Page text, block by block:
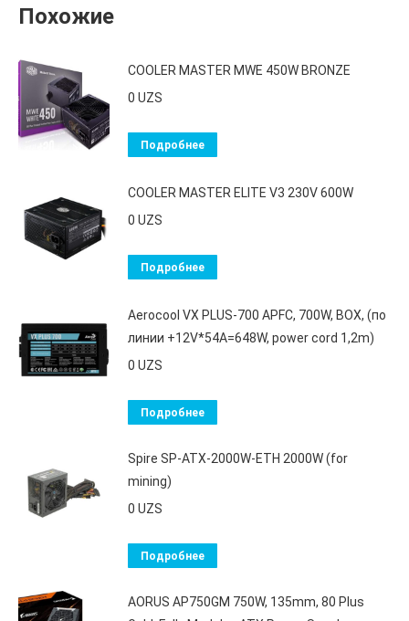
Похожие
COOLER MASTER MWE 450W BRONZE
0 UZS
Подробнее
COOLER MASTER ELITE V3 230V 600W
0 UZS
Подробнее
Aerocool VX PLUS-700 APFC, 700W, BOX, (по
линии +12V*54A=648W, power cord 1,2m)
0 UZS
Подробнее
Spire SP-ATX-2000W-ETH 2000W (for
mining)
0 UZS
Подробнее
AORUS AP750GM 750W, 135mm, 80 Plus